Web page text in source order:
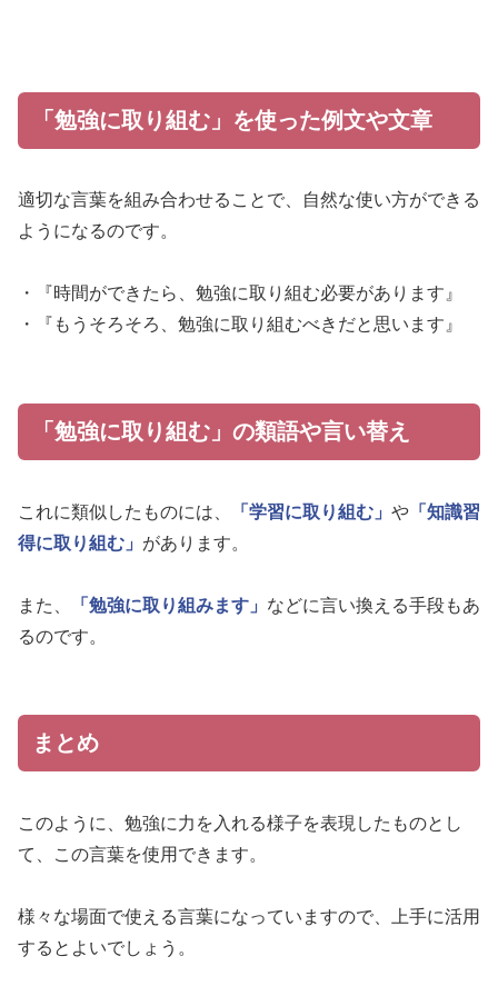
「勉強に取り組む」を使った例文や文章
適切な言葉を組み合わせることで、自然な使い方ができる
ようになるのです。
・『時間ができたら、勉強に取り組む必要があります』
・『もうそろそろ、勉強に取り組むべきだと思います』
「勉強に取り組む」の類語や言い替え
これに類似したものには、 「学習に取り組む」 や 「知識習
得に取り組む」 があります。
また、 「勉強に取り組みます」 などに言い換える手段もあ
るのです。
まとめ
このように、勉強に力を入れる様子を表現したものとし
て、この言葉を使用できます。
様々な場面で使える言葉になっていますので、上手に活用
するとよいでしょう。